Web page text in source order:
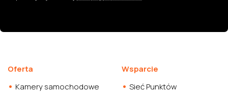
Oferta
Kamery samochodowe
Wsparcie
Sieć Punktów